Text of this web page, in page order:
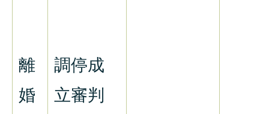
離
婚
調停成
立審判